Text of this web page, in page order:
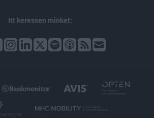
Itt keressen minket: